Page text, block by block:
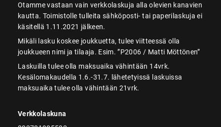
Otamme vastaan vain verkkolaskuja alla olevien kanavien
kautta. Toimistolle tulleita sähköposti- tai paperilaskuja ei
käsitellä 1.11.2021 jälkeen.
Mikäli lasku koskee joukkuetta, tulee viitteessä olla
joukkueen nimi ja tilaaja. Esim. ”P2006 / Matti Möttönen”
Laskuilla tulee olla maksuaika vähintään 14vrk.
Kesälomakaudella 1.6.-31.7. lähetetyissä laskuissa
maksuaika tulee olla vähintään 21vrk.
Verkkolaskuna